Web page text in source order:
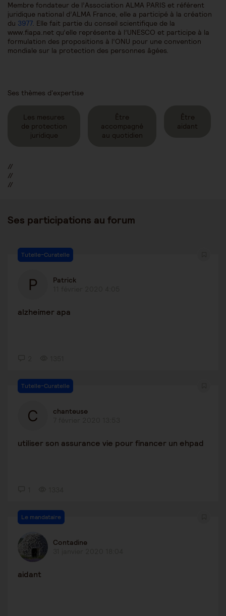
Membre fondateur de l’Association ALMA PARIS et référent
juridique national d’ALMA France, elle a participé à la création
du 3977. Elle fait partie du conseil scientifique de la
www.fiapa.net qu’elle représente à l’UNESCO et participe à la
formulation des propositions à l’ONU pour une convention
mondiale sur la protection des personnes âgées.
Ses thèmes d'expertise
Les mesures
de protection
juridique
Être
accompagné
au quotidien
Être
aidant
//
//
//
Ses participations au forum
Tutelle-Curatelle
Patrick
alzheimer apa
Tutelle-Curatelle
chanteuse
utiliser son assurance vie pour financer un ehpad
Le mandataire
Contadine
aidant